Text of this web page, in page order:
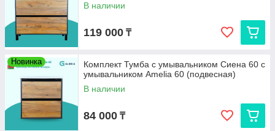
В наличии
119 000 ₸
Новинка
Комплект Тумба с умывальником Сиена 60 с
умывальником Amelia 60 (подвесная)
В наличии
84 000 ₸